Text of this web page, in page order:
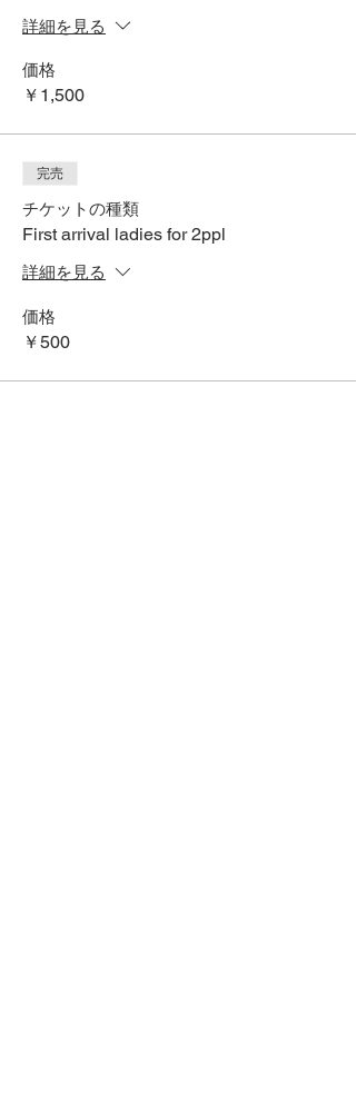
詳細を見る
価格
￥1,500
完売
チケットの種類
First arrival ladies for 2ppl
詳細を見る
価格
￥500